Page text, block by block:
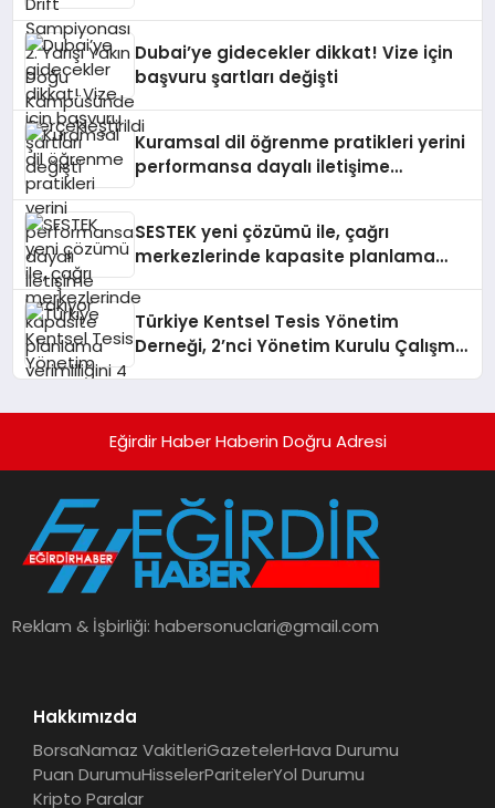
Dubai’ye gidecekler dikkat! Vize için
başvuru şartları değişti
Kuramsal dil öğrenme pratikleri yerini
performansa dayalı iletişime
SESTEK yeni çözümü ile, çağrı
merkezlerinde kapasite planlama
Türkiye Kentsel Tesis Yönetim
Derneği, 2’nci Yönetim Kurulu Çalışma
Eğirdir Haber Haberin Doğru Adresi
Reklam & İşbirliği:habersonuclari@gmail.com
Hakkımızda
BorsaNamaz VakitleriGazetelerHava Durumu
Puan DurumuHisselerParitelerYol Durumu
Kripto Paralar